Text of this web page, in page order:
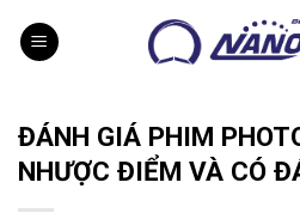
ĐÁNH GIÁ PHIM
NHƯỢC ĐIỂM VÀ CÓ